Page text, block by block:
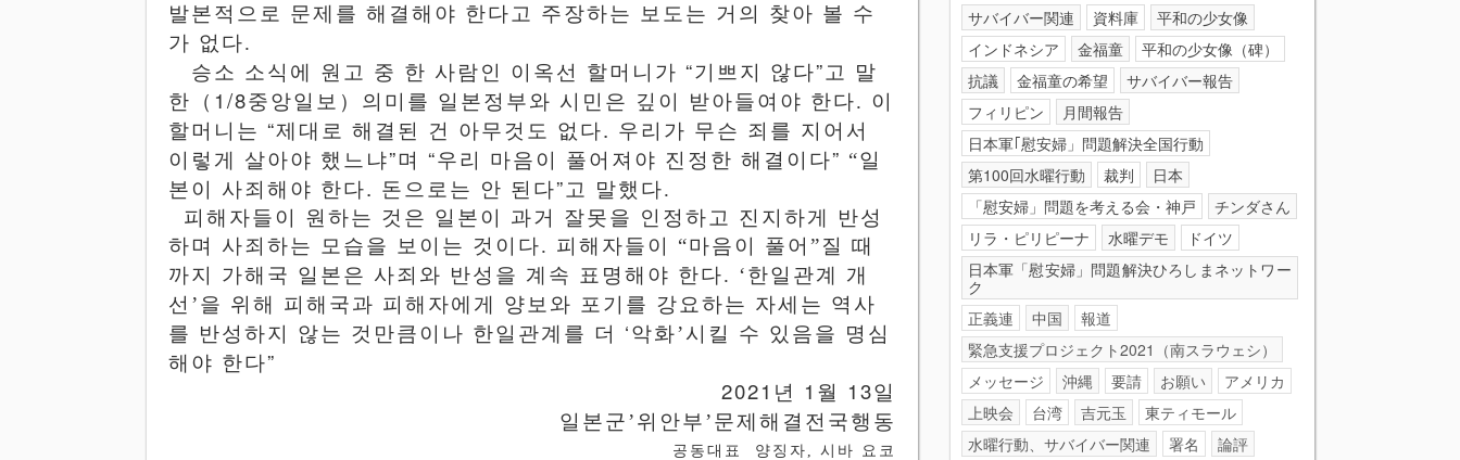
발본적으로 문제를 해결해야 한다고 주장하는 보도는 거의 찾아 볼 수
가 없다.
승소 소식에 원고 중 한 사람인 이옥선 할머니가 “기쁘지 않다” 고 말
한
（ 1/8중앙일보 ） 의미를 일본정부와 시민은 깊이 받아들여야 한다. 이
할머니는 “제대로 해결된 건 아무것도 없다. 우리가 무슨 죄를 지어서
이렇게 살아야 했느냐”며 “우리 마음이 풀어져야 진정한 해결이다” “일
본이
사죄해야 한다. 돈으로는 안 된다” 고 말했다.
피해자들이 원하는 것은 일본이 과거 잘못을 인정하고 진지하게 반성
하며 사죄하는 모습을 보이는 것이다. 피해자들이 “마음이 풀어”질 때
까지 가해국 일본은 사죄와 반성을 계속 표명해야 한다. ‘한일관계 개
선 ’을 위해 피해국과 피해자에게 양보와 포기를 강요하는 자세는 역사
를 반성하지 않는 것만큼이나 한일관계를 더 ‘악화’시킬 수 있음을 명심
해야 한다”
2021 년 1 월 13일
일본군’위안부’문제해결전국행동
공동대표 양징자 시바 요코
サバイバー関連
資料庫
平和の少女像
インドネシア
金福童
平和の少女像（碑）
抗議
金福童の希望
サバイバー報告
フィリピン
月間報告
日本軍｢慰安婦」問題解決全国行動
第100回水曜行動
裁判
日本
「慰安婦」問題を考える会・神戸
チンダさん
リラ・ピリピーナ
水曜デモ
ドイツ
日本軍「慰安婦」問題解決ひろしまネットワー
ク
正義連
中国
報道
緊急支援プロジェクト2021（南スラウェシ）
メッセージ
沖縄 要請 お願い
アメリカ
上映会
台湾 吉元玉
東ティモール
水曜行動、サバイバー関連
署名
論評